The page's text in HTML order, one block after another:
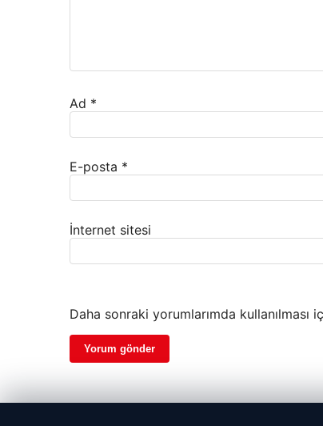
Ad *
E-posta *
İnternet sitesi
Daha sonraki yorumlarımda